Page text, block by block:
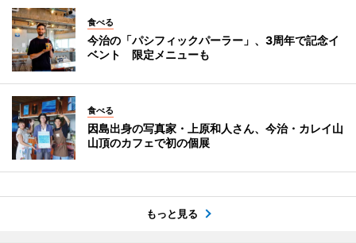
食べる
今治の「パシフィックパーラー」、3周年で記念イ
ベント 限定メニューも
食べる
因島出身の写真家・上原和人さん、今治・カレイ山
山頂のカフェで初の個展
もっと見る